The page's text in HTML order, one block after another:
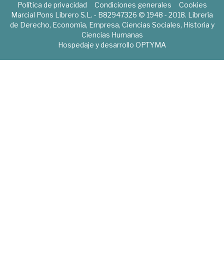
Política de privacidad Condiciones generales
Cookies
Marcial Pons Librero S.L. - B82947326 © 1948 - 2018. Librería
de Derecho, Economía, Empresa, Ciencias Sociales, Historia y
Ciencias Humanas
Hospedaje y desarrollo OPTYMA